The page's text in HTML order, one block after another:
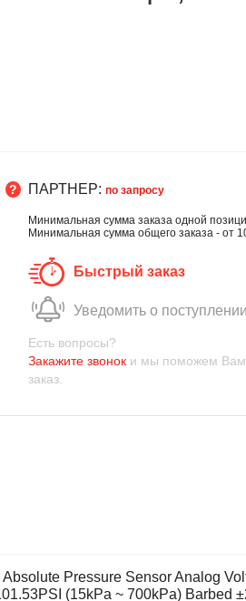
ПАРТНЕР: по запросу
Минимальная сумма заказа одной
Минимальная сумма общего заказа - от
Быстрый заказ
Уведомить о поступлении
Есть вопросы?
Закажите звоноки мы поможем Вам
заказ.
Pressure Sensor Analog
(15kPa ~ 700kPa) Barbed